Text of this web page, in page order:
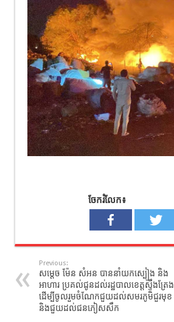
ចែករំលែក៖
Previous:
សម្តេច ម៉ែន សំអន បាននាំយកស្បៀង និង
អាហារ ប្រគល់ជូនដល់រដ្ឋបាលខេត្តស្ទឹងត្រែង
ដើម្បីចូលរួមចំណែកជួយដល់សមរភូមិជួរមុខ
និងជួយដល់ជនភៀសសឹក